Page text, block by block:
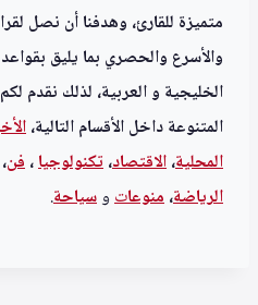
متميزة للقارئ، وهدفنا أن نصل
والأسرع والحصري بما يليق
الخليجية و العربية، لذلك نقدم
المتنوعة داخل الأقسام التالية،
المحلية،الاقتصاد،تكنولوجيا،فن،
الرياضة،منوعاتوسياحة.